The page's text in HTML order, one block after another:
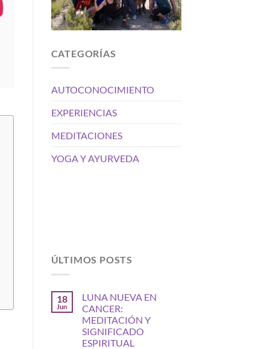
CATEGORÍAS
AUTOCONOCIMIENTO
EXPERIENCIAS
MEDITACIONES
YOGA Y AYURVEDA
ÚLTIMOS POSTS
18
Jun
LUNA NUEVA EN
CANCER:
MEDITACIÓN Y
SIGNIFICADO
ESPIRITUAL